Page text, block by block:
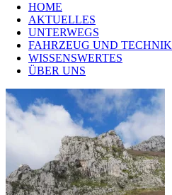
HOME
AKTUELLES
UNTERWEGS
FAHRZEUG UND TECHNIK
WISSENSWERTES
ÜBER UNS